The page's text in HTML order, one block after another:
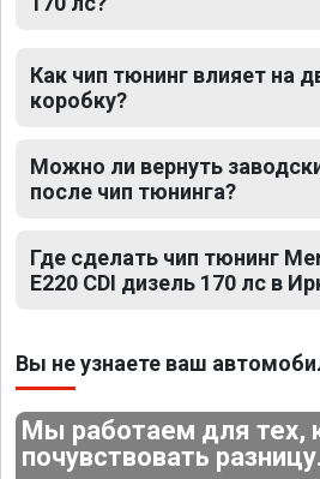
Как чип тюнинг влияет на
коробку?
Можно ли вернуть
после чип тюнинга?
Где сделать чип тюнинг
E220 CDI дизель 170 лс в
Вы не узнаете ваш
Мы работаем для тех,
почувствовать разницу.